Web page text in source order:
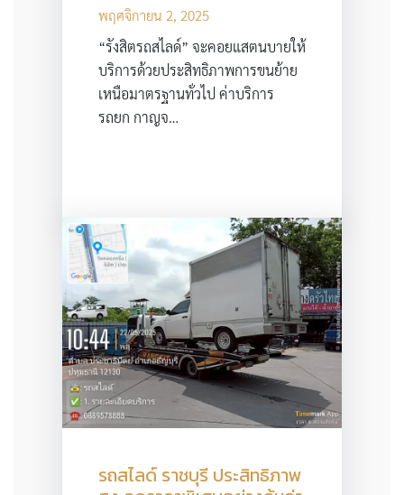
พฤศจิกายน 2, 2025
“รังสิตรถสไลด์” จะคอยแสตนบายให้
บริการด้วยประสิทธิภาพการขนย้าย
เหนือมาตรฐานทั่วไป ค่าบริการ
รถยก กาญจ…
รถสไลด์ ราชบุรี ประสิทธิภาพ